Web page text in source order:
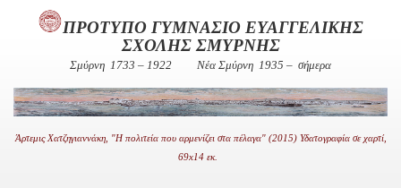
ΠΡΟΤΥΠΟ ΓΥΜΝΑΣΙΟ ΕΥΑΓΓΕΛΙΚΗΣ
ΣΧΟΛΗΣ ΣΜΥΡΝΗΣ
Σμύρνη 1733 – 1922 Νέα Σμύρνη 1935 – σήμερα
Άρτεμις Χατζηγιαννάκη, "Η πολιτεία που αρμενίζει στα πέλαγα" (2015) Υδατογραφία σε χαρτί,
69x14 εκ.